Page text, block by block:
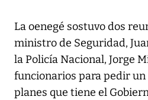
La oenegé sostuvo dos
ministro de Seguridad,
la Policía Nacional, Jorge
funcionarios para pedir
planes que tiene el